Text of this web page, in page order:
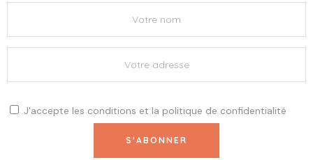
J'accepte les conditions et la politique de confidentialité